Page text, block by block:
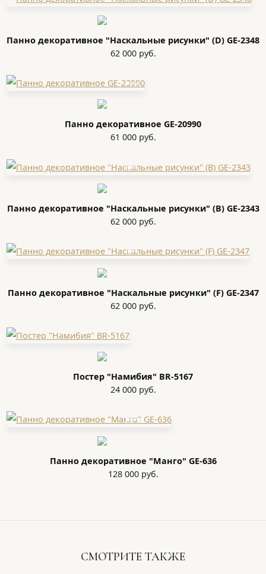
Панно декоративное "Наскальные рисунки" (D) GE-2348
62 000 руб.
Панно декоративное GE-20990
61 000 руб.
Панно декоративное "Наскальные рисунки" (B) GE-2343
62 000 руб.
Панно декоративное "Наскальные рисунки" (F) GE-2347
62 000 руб.
Постер "Намибия" BR-5167
24 000 руб.
Панно декоративное "Манго" GE-636
128 000 руб.
СМОТРИТЕ ТАКЖЕ
КАМИННЫЕ ПОРТАЛЫ ШТУЧКИ И АРТЕФАКТЫ